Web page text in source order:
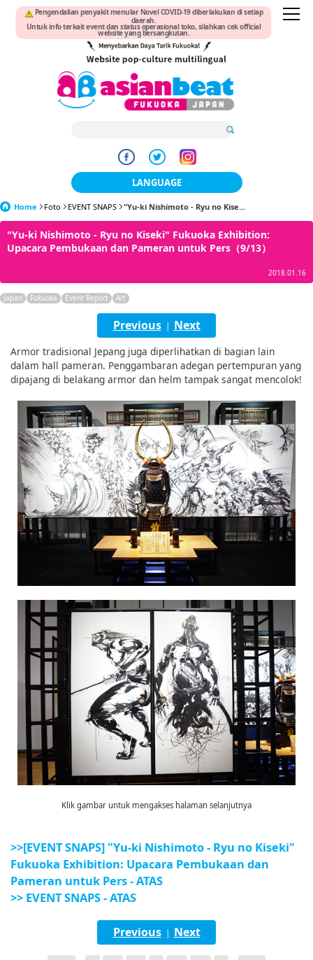
Pengendalian penyakit menular Novel COVID-19 diberlakukan di setiap
daerah.
Untuk info terkait event dan status operasional toko, silahkan cek official
website yang bersangkutan.
LANGUAGE
日本語
한국어
English
ภาษาไทย
tiéng Viêt
Bahasa Indonesia
Home Foto EVENT SNAPS "Yu-ki Nishimoto - Ryu no Kise...
"Yu-ki Nishimoto - Ryu no Kiseki" Fukuoka Exhibition:
Upacara Pembukaan dan Pameran untuk Pers（9/13）
2018.01.16
Japan Fukuoka Event Report Art
Previous| Next
Armor tradisional Jepang juga diperlihatkan di bagian lain
dalam hall pameran. Penggambaran adegan pertempuran yang
dipajang di belakang armor dan helm tampak sangat mencolok!
Klik gambar untuk mengakses halaman selanjutnya
>>[EVENT SNAPS] "Yu-ki Nishimoto - Ryu no Kiseki"
Fukuoka Exhibition: Upacara Pembukaan dan
Pameran untuk Pers - ATAS
>> EVENT SNAPS - ATAS
Previous| Next